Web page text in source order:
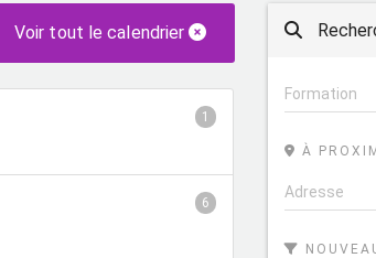
Voir tout le calendrier
1
6
À